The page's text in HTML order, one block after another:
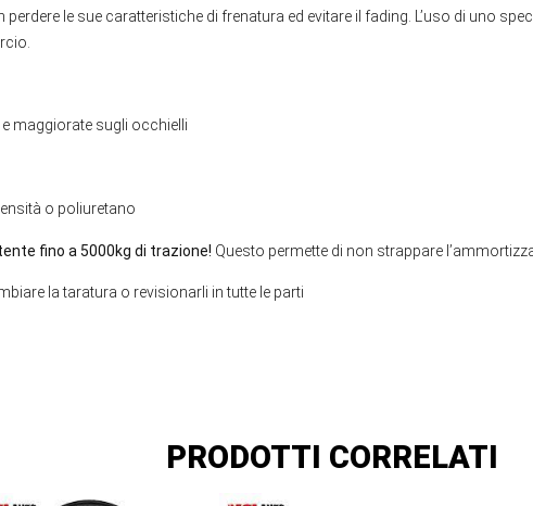
le sue caratteristiche di frenatura ed evitare il fading. L’uso di uno
maggiorate sugli occhielli
o poliuretano
fino a 5000kg di trazione! Questo permette di non strappare
la taratura o revisionarli in tutte le parti
PRODOTTI CORRELATI